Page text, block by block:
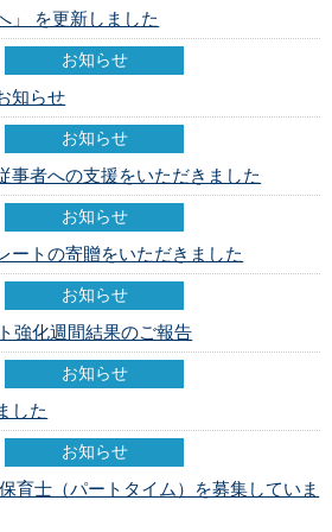
」 を更新しました
お知らせ
知らせ
お知らせ
事者への支援をいただきました
お知らせ
ートの寄贈をいただきました
お知らせ
強化週間結果のご報告
お知らせ
した
お知らせ
育士（パートタイム）を募集していま